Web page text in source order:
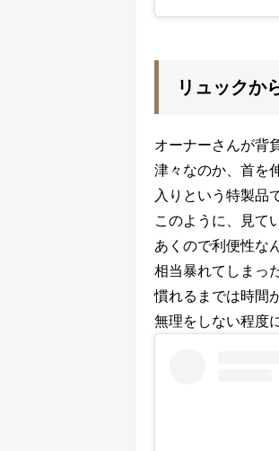
リュックか
オーナーさんが背
津々なのか、首を
入りという特製品
このように、見て
あくので利便性な
相当暴れてしまっ
慣れるまでは時間
無理をしない程度